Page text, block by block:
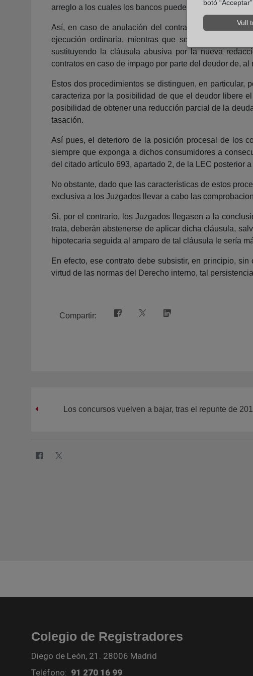
arreglo a los cuales los bancos pueden reclamar
Así, en caso de anulación del contrato de préstamo
ejecución ordinaria, mientras que seguirá siendo
sustituyendo la cláusula abusiva por la nueva
contratos en caso de impago por parte del deudor de, al
Estos dos procedimientos se distinguen, en
caracteriza por la posibilidad de que el deudor libere
posibilidad de obtener una reducción parcial de la
tasación.
Así pues, el deterioro de la posición procesal de los
siempre que exponga a dichos consumidores a
del citado artículo 693, apartado 2, de la LEC posterior
No obstante, dado que las características de estos
exclusiva a los Juzgados llevar a cabo las
Si, por el contrario, los Juzgados llegasen a la
trata, deberán abstenerse de aplicar dicha cláusula,
hipotecaria seguida al amparo de tal cláusula le sería
En efecto, ese contrato debe subsistir, en principio,
virtud de las normas del Derecho interno, tal
Compartir:
Los concursos vuelven a bajar, tras el repunte de
Colegio de Registradores
Diego de León, 21. 28006 Madrid
Teléfono: 91 270 16 99
botó
Vull